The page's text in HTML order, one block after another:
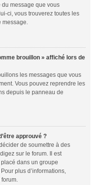
message que vous
ci, vous trouverez toutes les
message.
brouillon » affiché lors de
les messages que vous
Vous pouvez reprendre les
depuis le panneau de
approuvé ?
de soumettre à des
sur le forum. Il est
dans un groupe
plus d’informations,